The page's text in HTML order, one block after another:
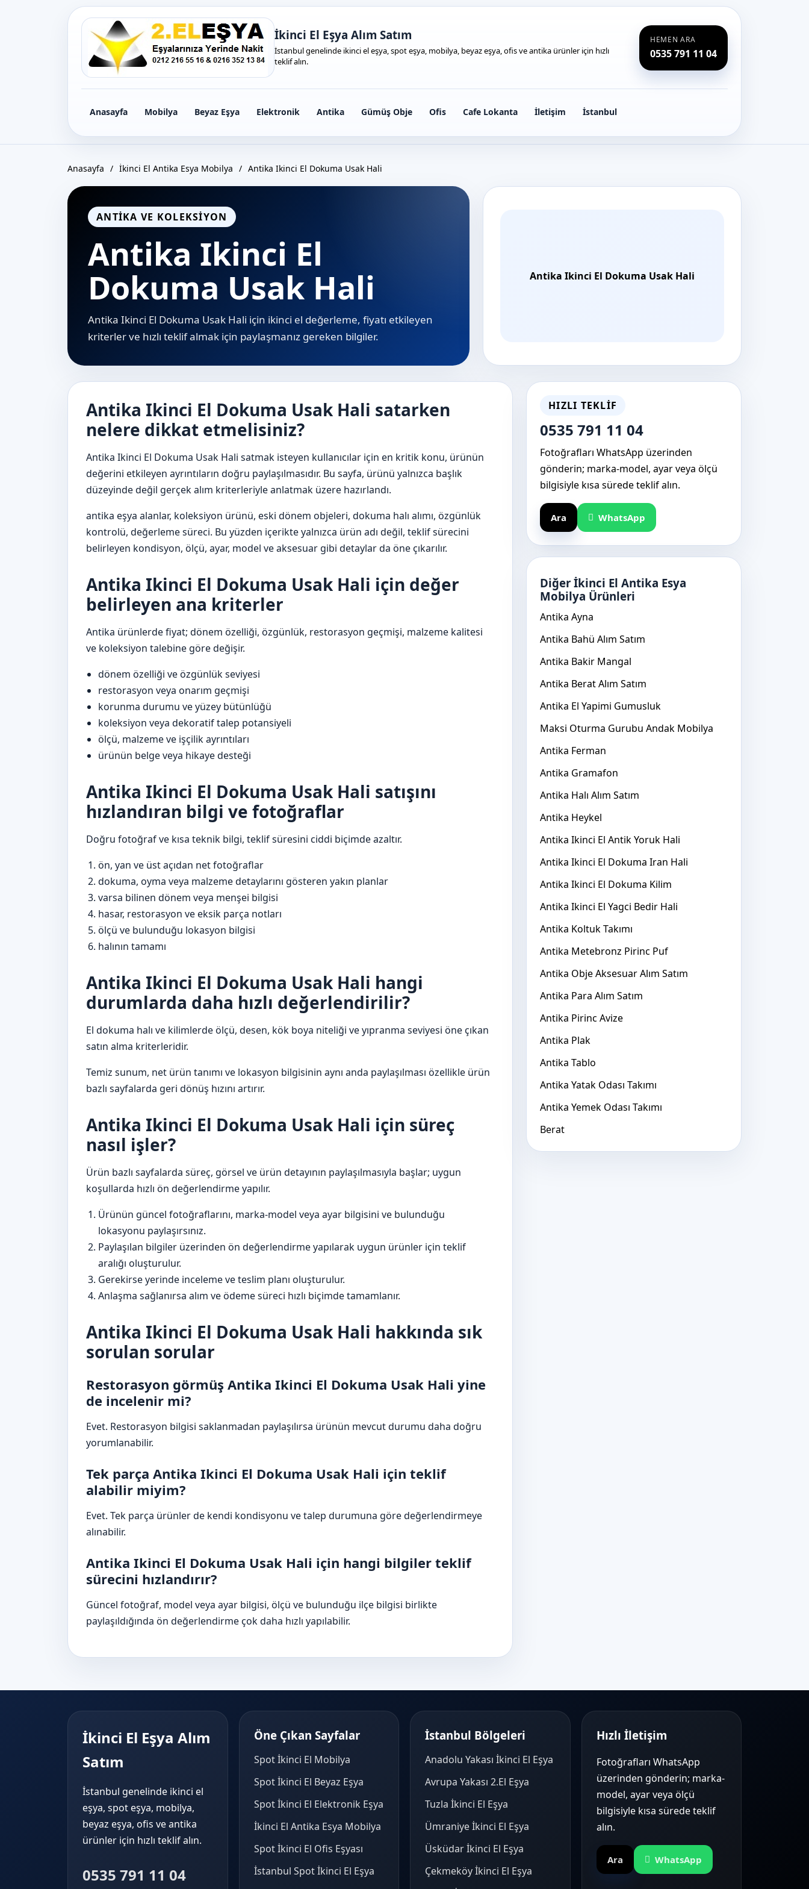
İkinci El Eşya Alım Satım
İstanbul genelinde ikinci el eşya, spot eşya, mobilya, beyaz eşya, ofis ve antika ürünler için hızlı
teklif alın.
Anasayfa Mobilya Beyaz Eşya Elektronik Antika Gümüş Obje Ofis Cafe Lokanta İletişim İstanbul
HEMEN ARA
0535 791 11 04
Anasayfa / İkinci El Antika Esya Mobilya / Antika Ikinci El Dokuma Usak Hali
ANTIKA VE KOLEKSIYON
Antika Ikinci El
Dokuma Usak Hali
Antika Ikinci El Dokuma Usak Hali için ikinci el değerleme, fiyatı etkileyen
kriterler ve hızlı teklif almak için paylaşmanız gereken bilgiler.
Antika Ikinci El Dokuma Usak Hali
Antika Ikinci El Dokuma Usak Hali satarken
nelere dikkat etmelisiniz?
Antika Ikinci El Dokuma Usak Hali satmak isteyen kullanıcılar için en kritik konu, ürünün
değerini etkileyen ayrıntıların doğru paylaşılmasıdır. Bu sayfa, ürünü yalnızca başlık
düzeyinde değil gerçek alım kriterleriyle anlatmak üzere hazırlandı.
antika eşya alanlar, koleksiyon ürünü, eski dönem objeleri, dokuma halı alımı, özgünlük
kontrolü, değerleme süreci. Bu yüzden içerikte yalnızca ürün adı değil, teklif sürecini
belirleyen kondisyon, ölçü, ayar, model ve aksesuar gibi detaylar da öne çıkarılır.
Antika Ikinci El Dokuma Usak Hali için değer
belirleyen ana kriterler
Antika ürünlerde fiyat; dönem özelliği, özgünlük, restorasyon geçmişi, malzeme kalitesi
ve koleksiyon talebine göre değişir.
dönem özelliği ve özgünlük seviyesi
restorasyon veya onarım geçmişi
korunma durumu ve yüzey bütünlüğü
koleksiyon veya dekoratif talep potansiyeli
ölçü, malzeme ve işçilik ayrıntıları
ürünün belge veya hikaye desteği
Antika Ikinci El Dokuma Usak Hali satışını
hızlandıran bilgi ve fotoğraflar
Doğru fotoğraf ve kısa teknik bilgi, teklif süresini ciddi biçimde azaltır.
ön, yan ve üst açıdan net fotoğraflar
dokuma, oyma veya malzeme detaylarını gösteren yakın planlar
varsa bilinen dönem veya menşei bilgisi
hasar, restorasyon ve eksik parça notları
ölçü ve bulunduğu lokasyon bilgisi
halının tamamı
Antika Ikinci El Dokuma Usak Hali hangi
durumlarda daha hızlı değerlendirilir?
El dokuma halı ve kilimlerde ölçü, desen, kök boya niteliği ve yıpranma seviyesi öne çıkan
satın alma kriterleridir.
Temiz sunum, net ürün tanımı ve lokasyon bilgisinin aynı anda paylaşılması özellikle ürün
bazlı sayfalarda geri dönüş hızını artırır.
Antika Ikinci El Dokuma Usak Hali için süreç
nasıl işler?
Ürün bazlı sayfalarda süreç, görsel ve ürün detayının paylaşılmasıyla başlar; uygun
koşullarda hızlı ön değerlendirme yapılır.
Ürünün güncel fotoğraflarını, marka-model veya ayar bilgisini ve bulunduğu
lokasyonu paylaşırsınız.
Paylaşılan bilgiler üzerinden ön değerlendirme yapılarak uygun ürünler için teklif
aralığı oluşturulur.
Gerekirse yerinde inceleme ve teslim planı oluşturulur.
Anlaşma sağlanırsa alım ve ödeme süreci hızlı biçimde tamamlanır.
Antika Ikinci El Dokuma Usak Hali hakkında sık
sorulan sorular
Restorasyon görmüş Antika Ikinci El Dokuma Usak Hali yine
de incelenir mi?
Evet. Restorasyon bilgisi saklanmadan paylaşılırsa ürünün mevcut durumu daha doğru
yorumlanabilir.
Tek parça Antika Ikinci El Dokuma Usak Hali için teklif
alabilir miyim?
Evet. Tek parça ürünler de kendi kondisyonu ve talep durumuna göre değerlendirmeye
alınabilir.
Antika Ikinci El Dokuma Usak Hali için hangi bilgiler teklif
sürecini hızlandırır?
Güncel fotoğraf, model veya ayar bilgisi, ölçü ve bulunduğu ilçe bilgisi birlikte
paylaşıldığında ön değerlendirme çok daha hızlı yapılabilir.
HIZLI TEKLIF
0535 791 11 04
Fotoğrafları WhatsApp üzerinden
gönderin; marka-model, ayar veya ölçü
bilgisiyle kısa sürede teklif alın.
Ara WhatsApp
Diğer İkinci El Antika Esya
Mobilya Ürünleri
Antika Ayna
Antika Bahü Alım Satım
Antika Bakir Mangal
Antika Berat Alım Satım
Antika El Yapimi Gumusluk
Maksi Oturma Gurubu Andak Mobilya
Antika Ferman
Antika Gramafon
Antika Halı Alım Satım
Antika Heykel
Antika Ikinci El Antik Yoruk Hali
Antika Ikinci El Dokuma Iran Hali
Antika Ikinci El Dokuma Kilim
Antika Ikinci El Yagci Bedir Hali
Antika Koltuk Takımı
Antika Metebronz Pirinc Puf
Antika Obje Aksesuar Alım Satım
Antika Para Alım Satım
Antika Pirinc Avize
Antika Plak
Antika Tablo
Antika Yatak Odası Takımı
Antika Yemek Odası Takımı
Berat
İkinci El Eşya Alım
Satım
İstanbul genelinde ikinci el
eşya, spot eşya, mobilya,
beyaz eşya, ofis ve antika
ürünler için hızlı teklif alın.
0535 791 11 04
Öne Çıkan Sayfalar
Spot İkinci El Mobilya
Spot İkinci El Beyaz Eşya
Spot İkinci El Elektronik Eşya
İkinci El Antika Esya Mobilya
Spot İkinci El Ofis Eşyası
İstanbul Spot İkinci El Eşya
İstanbul Bölgeleri
Anadolu Yakası İkinci El Eşya
Avrupa Yakası 2.El Eşya
Tuzla İkinci El Eşya
Ümraniye İkinci El Eşya
Üsküdar İkinci El Eşya
Çekmeköy İkinci El Eşya
Hızlı İletişim
Fotoğrafları WhatsApp
üzerinden gönderin; marka-
model, ayar veya ölçü
bilgisiyle kısa sürede teklif
alın.
Ara WhatsApp